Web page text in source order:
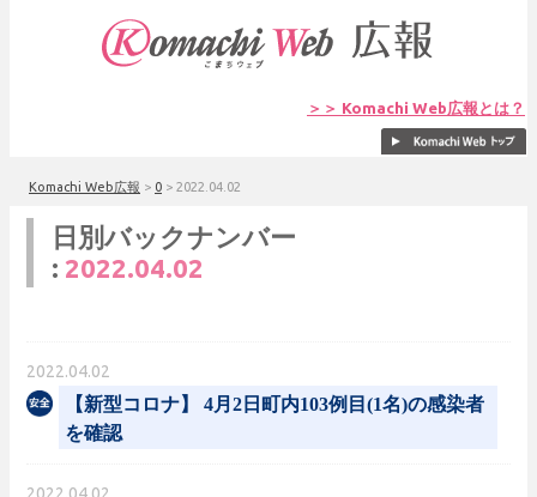
＞＞ Komachi Web広報とは？
Komachi Web広報 > 0 > 2022.04.02
日別バックナンバー
: 2022.04.02
2022.04.02
【新型コロナ】 4月2日町内103例目(1名)の感染者
を確認